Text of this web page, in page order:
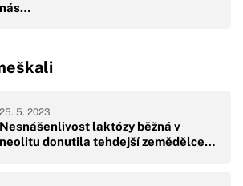
nás…
Nesnášenlivost laktózy běžná v
neolitu donutila tehdejší zemědělce…
25. 5. 2023